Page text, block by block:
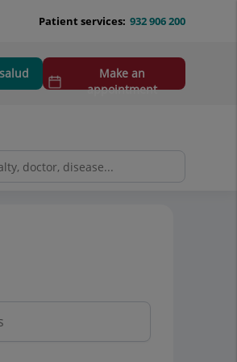
932 906 200
Patient services:
Make an
appointment